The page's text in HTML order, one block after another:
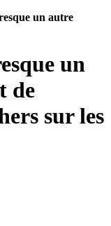
un autre
un
de
sur les